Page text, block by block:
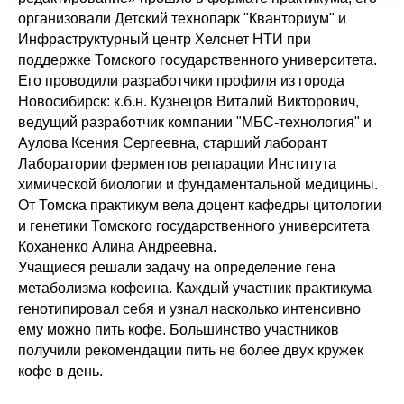
организовали Детский технопарк "Кванториум" и
Инфраструктурный центр Хелснет НТИ при
поддержке Томского государственного университета.
Его проводили разработчики профиля из города
Новосибирск: к.б.н. Кузнецов Виталий Викторович,
ведущий разработчик компании "МБС-технология" и
Аулова Ксения Сергеевна, старший лаборант
Лаборатории ферментов репарации Института
химической биологии и фундаментальной медицины.
От Томска практикум вела доцент кафедры цитологии
и генетики Томского государственного университета
Коханенко Алина Андреевна.
Учащиеся решали задачу на определение гена
метаболизма кофеина. Каждый участник практикума
генотипировал себя и узнал насколько интенсивно
ему можно пить кофе. Большинство участников
получили рекомендации пить не более двух кружек
кофе в день.